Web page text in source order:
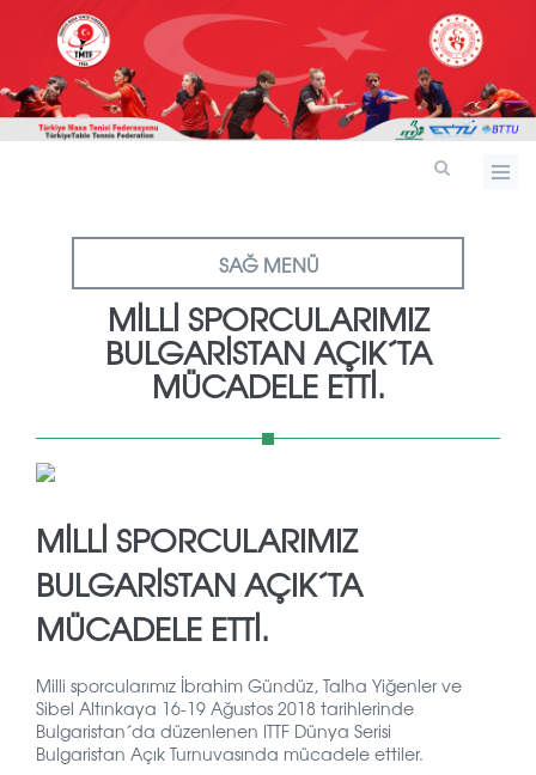
SAĞ MENÜ
MILLI SPORCULARIMIZ
BULGARISTAN AÇIK´TA
MÜCADELE ETTI.
MILLI SPORCULARIMIZ
BULGARISTAN AÇIK´TA
MÜCADELE ETTI.
Milli sporcularımız İbrahim Gündüz, Talha Yiğenler ve
Sibel Altınkaya 16-19 Ağustos 2018 tarihlerinde
Bulgaristan´da düzenlenen ITTF Dünya Serisi
Bulgaristan Açık Turnuvasında mücadele ettiler.